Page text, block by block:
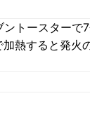
トースターで
熱すると発火